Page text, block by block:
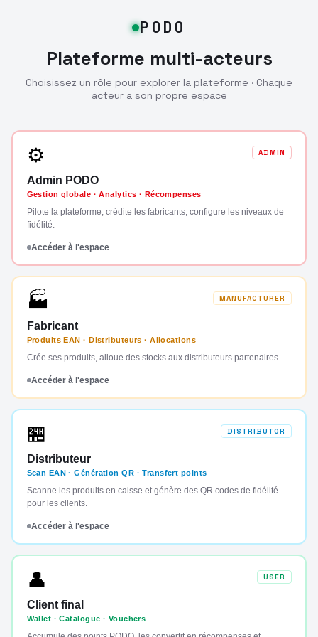
PODO
Plateforme multi-acteurs
Choisissez un rôle pour explorer la plateforme · Chaque
acteur a son propre espace
⚙ ADMIN
Admin PODO
Gestion globale · Analytics · Récompenses
Pilote la plateforme, crédite les fabricants, configure les niveaux de
fidélité.
Accéder à l'espace
🏭 MANUFACTURER
Fabricant
Produits EAN · Distributeurs · Allocations
Crée ses produits, alloue des stocks aux distributeurs partenaires.
Accéder à l'espace
🏪 DISTRIBUTOR
Distributeur
Scan EAN · Génération QR · Transfert points
Scanne les produits en caisse et génère des QR codes de fidélité
pour les clients.
Accéder à l'espace
👤 USER
Client final
Wallet · Catalogue · Vouchers